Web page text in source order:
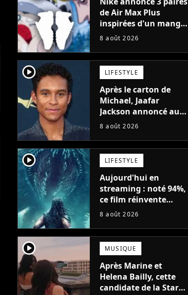
de Air Max Plus
inspirées d'un manga
culte de 1190
tomes
8 août 2026
player2 LIFESTYLE
Après le carton de
Michael, Jaafar
Jackson annoncé au
casting d'un film
Smith
8 août 2026
player2 LIFESTYLE
Aujourd'hui en
streaming : noté 94%,
ce film réinvente
complètement cette
fiction vieille de 40
ans
8 août 2026
player2 MUSIQUE
Après Marine et
Helena Bailly, cette
candidate de la Star